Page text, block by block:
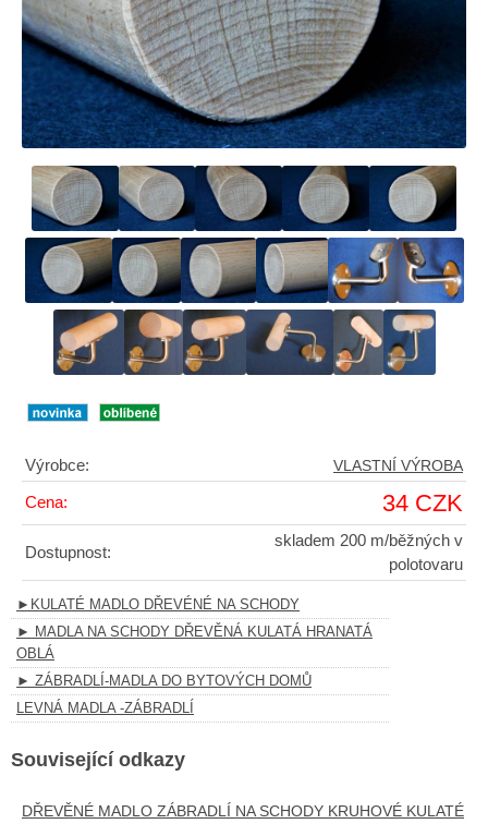
Výrobce: VLASTNÍ VÝROBA
Cena: 34 CZK
Dostupnost:
skladem 200 m/běžných v
polotovaru
►KULATÉ MADLO DŘEVÉNÉ NA SCHODY
► MADLA NA SCHODY DŘEVĚNÁ KULATÁ HRANATÁ
OBLÁ
► ZÁBRADLÍ-MADLA DO BYTOVÝCH DOMŮ
LEVNÁ MADLA -ZÁBRADLÍ
Související odkazy
DŘEVĚNÉ MADLO ZÁBRADLÍ NA SCHODY KRUHOVÉ KULATÉ